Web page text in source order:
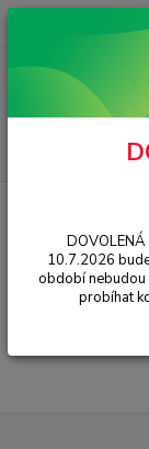
Chat / Online podpora -
10.7.2026
období nebudou
probíhat